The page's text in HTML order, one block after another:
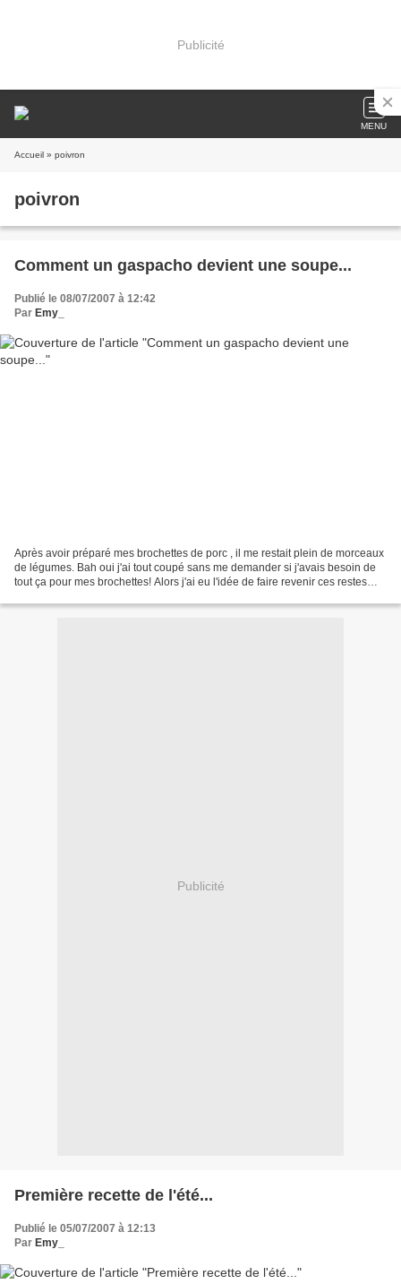
Publicité
MENU
Accueil » poivron
poivron
Comment un gaspacho devient une soupe...
Publié le 08/07/2007 à 12:42
Par Emy_
Après avoir préparé mes brochettes de porc , il me restait plein de morceaux
de légumes. Bah oui j'ai tout coupé sans me demander si j'avais besoin de
tout ça pour mes brochettes! Alors j'ai eu l'idée de faire revenir ces restes
Publicité
Première recette de l'été...
Publié le 05/07/2007 à 12:13
Par Emy_